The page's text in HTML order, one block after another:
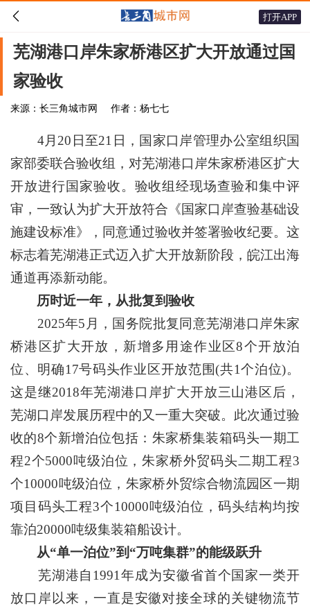
 打开APP
芜湖港口岸朱家桥港区扩大开放通过国
家验收
来源：长三角城市网 作者：杨七七
4月20日至21日，国家口岸管理办公室组织国
家部委联合验收组，对芜湖港口岸朱家桥港区扩大
开放进行国家验收。验收组经现场查验和集中评
审，一致认为扩大开放符合《国家口岸查验基础设
施建设标准》，同意通过验收并签署验收纪要。这
标志着芜湖港正式迈入扩大开放新阶段，皖江出海
通道再添新动能。
历时近一年，从批复到验收
2025年5月，国务院批复同意芜湖港口岸朱家
桥港区扩大开放，新增多用途作业区8个开放泊
位、明确17号码头作业区开放范围(共1个泊位)。
这是继2018年芜湖港口岸扩大开放三山港区后，
芜湖口岸发展历程中的又一重大突破。此次通过验
收的8个新增泊位包括：朱家桥集装箱码头一期工
程2个5000吨级泊位，朱家桥外贸码头二期工程3
个10000吨级泊位，朱家桥外贸综合物流园区一期
项目码头工程3个10000吨级泊位，码头结构均按
靠泊20000吨级集装箱船设计。
从“单一泊位”到“万吨集群”的能级跃升
芜湖港自1991年成为安徽省首个国家一类开
放口岸以来，一直是安徽对接全球的关键物流节